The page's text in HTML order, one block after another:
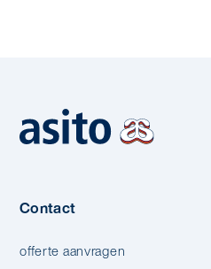
Contact
offerte aanvragen